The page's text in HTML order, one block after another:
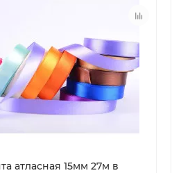
атласная 15мм 27м в